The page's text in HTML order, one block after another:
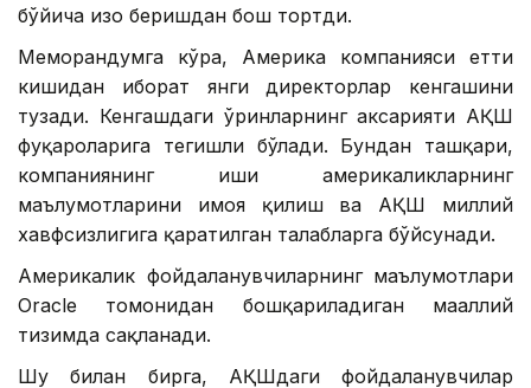
бўйича изоҳ беришдан бош тортди.
Меморандумга кўра, Америка компанияси етти
кишидан иборат янги директорлар кенгашини
тузади. Кенгашдаги ўринларнинг аксарияти АҚШ
фуқароларига тегишли бўлади. Бундан ташқари,
компаниянинг иши америкаликларнинг
маълумотларини ҳимоя қилиш ва АҚШ миллий
хавфсизлигига қаратилган талабларга бўйсунади.
Америкалик фойдаланувчиларнинг маълумотлари
Oracle томонидан бошқариладиган маҳаллий
тизимда сақланади.
Шу билан бирга, АҚШдаги фойдаланувчилар